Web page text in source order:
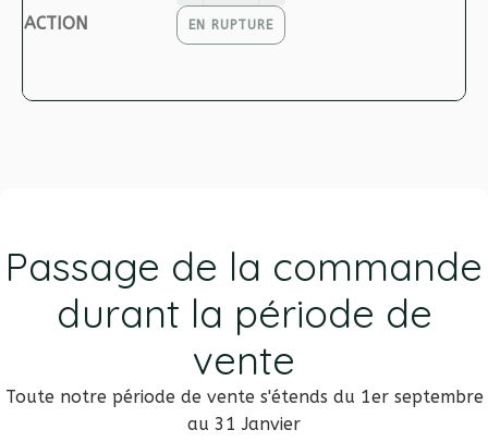
EN RUPTURE
Passage de la commande
durant la période de
vente
Toute notre période de vente s'étends du 1er septembre
au 31 Janvier